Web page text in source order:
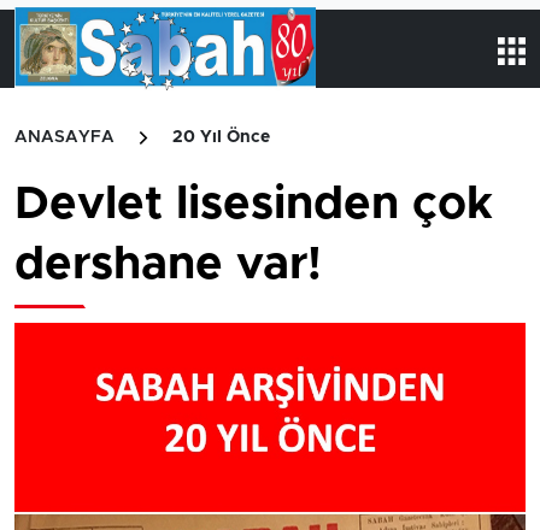
ANASAYFA 20 Yıl Önce
Devlet lisesinden çok
dershane var!